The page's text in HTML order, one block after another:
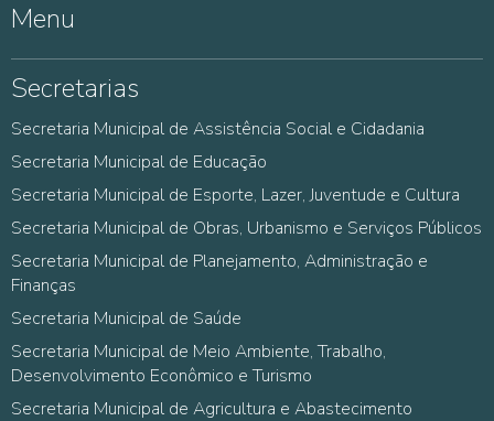
Menu
Secretarias
Secretaria Municipal de Assistência Social e Cidadania
Secretaria Municipal de Educação
Secretaria Municipal de Esporte, Lazer, Juventude e Cultura
Secretaria Municipal de Obras, Urbanismo e Serviços Públicos
Secretaria Municipal de Planejamento, Administração e
Finanças
Secretaria Municipal de Saúde
Secretaria Municipal de Meio Ambiente, Trabalho,
Desenvolvimento Econômico e Turismo
Secretaria Municipal de Agricultura e Abastecimento